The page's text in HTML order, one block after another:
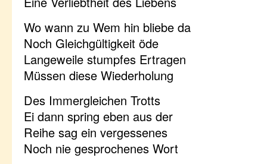
Wo wann zu Wem hin bliebe da
Noch Gleichgültigkeit öde
Langeweile stumpfes Ertragen
Müssen diese Wiederholung
Des Immergleichen Trotts
Ei dann spring eben aus der
Reihe sag ein vergessenes
Noch nie gesprochenes Wort